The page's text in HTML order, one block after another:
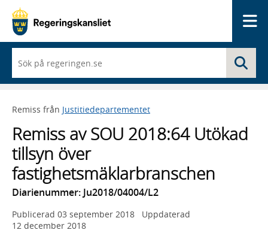
du
börjar
skriva
framträder
lista
med
sökförslag
Remiss från Justitiedepartementet
Remiss av SOU 2018:64 Utökad
tillsyn över
fastighetsmäklarbranschen
Diarienummer: Ju2018/04004/L2
Publicerad 03 september 2018
Uppdaterad
12 december 2018